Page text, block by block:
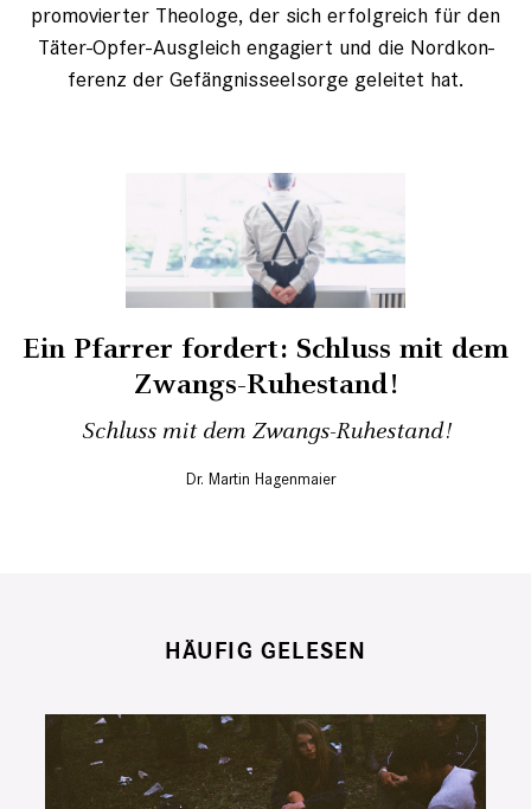
promovierter Theologe, der sich erfolgreich für den
Täter-Opfer-Ausgleich engagiert und die Nordkon­
ferenz der Gefängnisseelsorge geleitet hat.
Ein Pfarrer fordert: Schluss mit dem
Zwangs-Ruhestand!
Schluss mit dem Zwangs-Ruhestand!
Dr. Martin Hagenmaier
HÄUFIG GELESEN